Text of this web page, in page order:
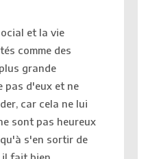
et la vie
comme des
grande
pas d'eux et ne
car cela ne lui
sont pas heureux
s'en sortir de